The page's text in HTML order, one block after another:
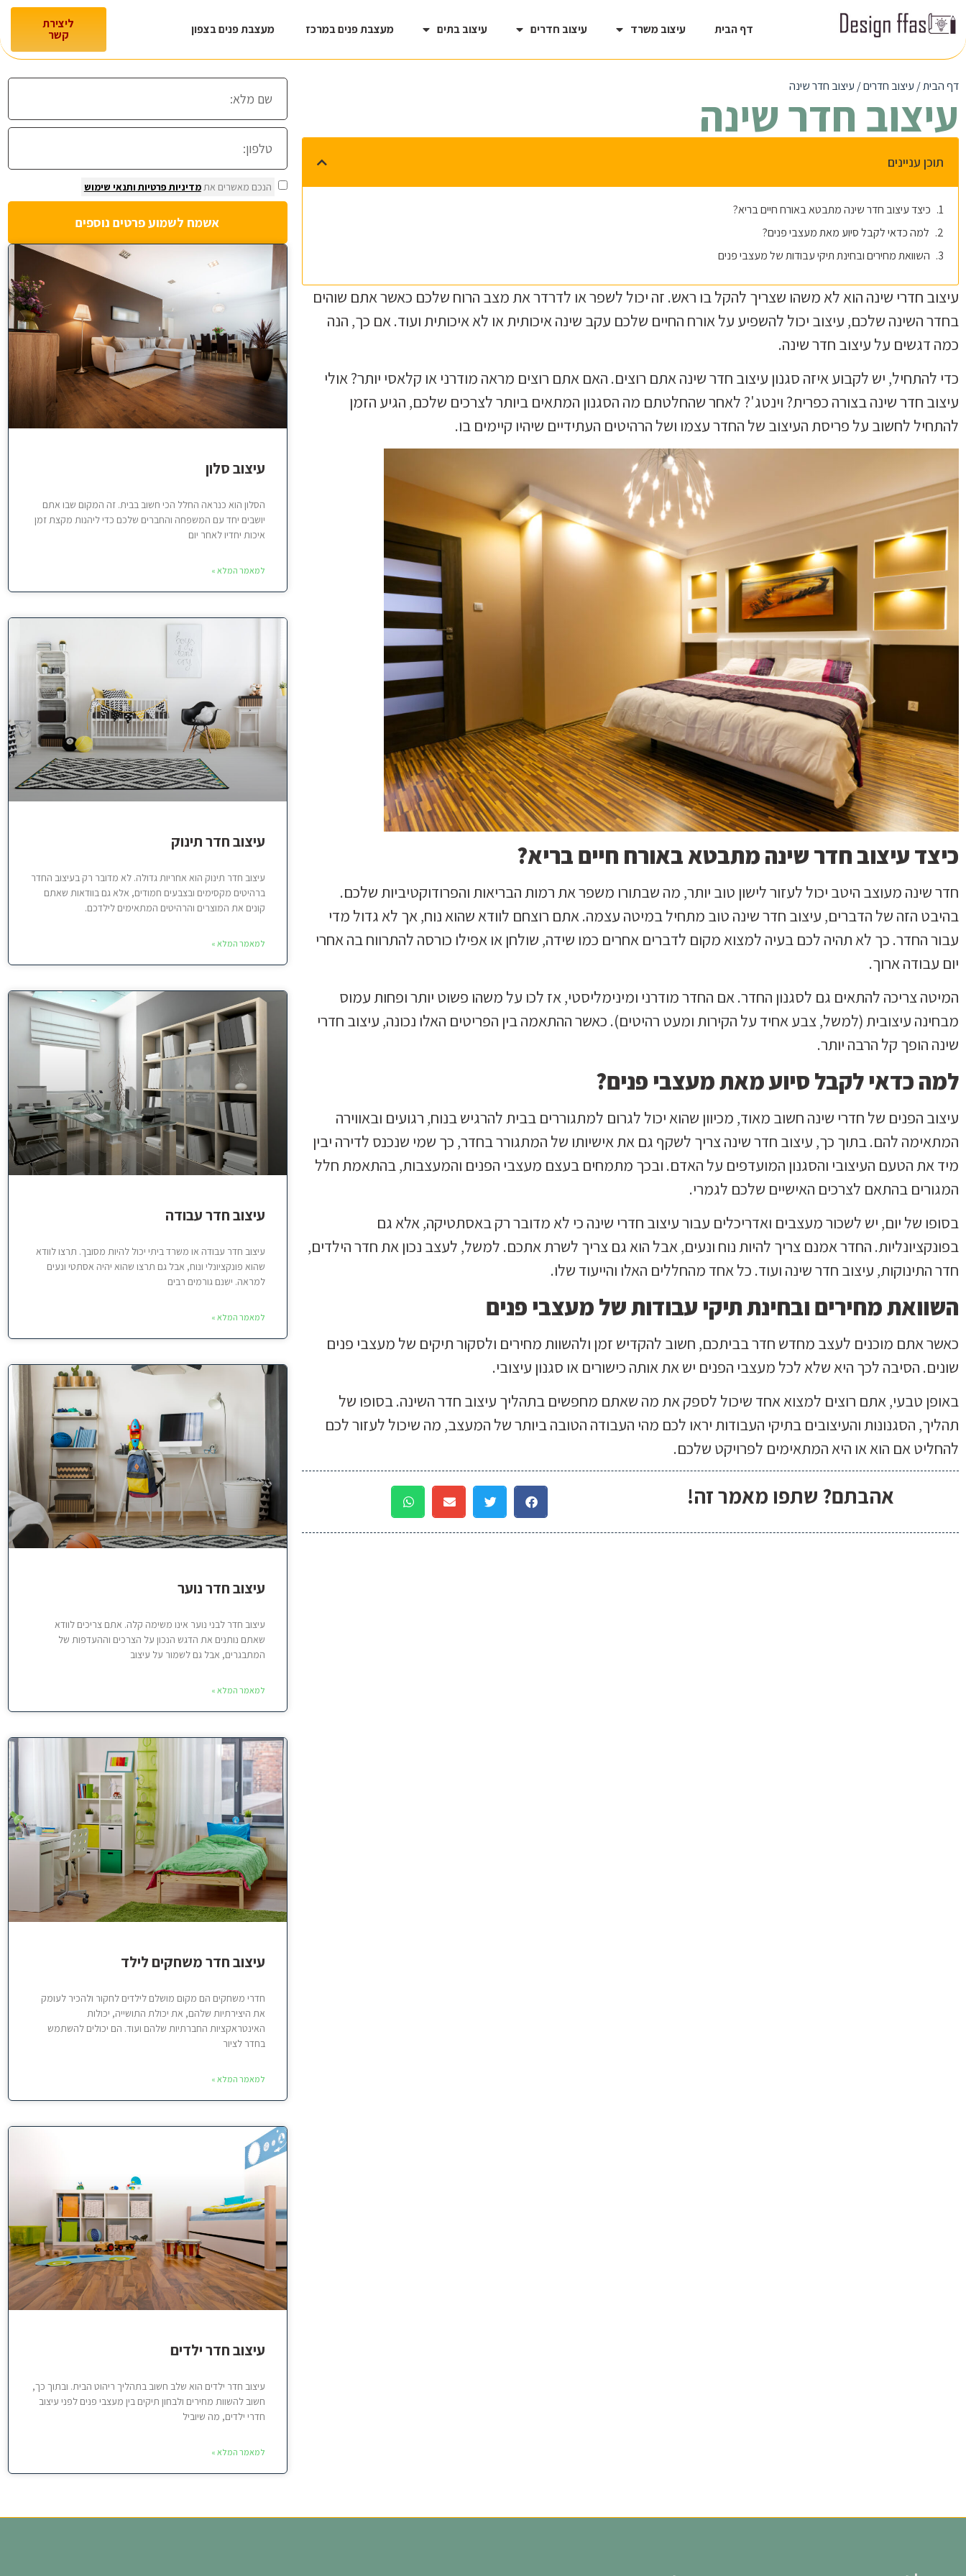
דף הבית עיצוב משרד עיצוב חדרים עיצוב בתים מעצבת פנים במרכז מעצבת פנים בצפון ליצירת
קשר
דף הבית/ עיצוב חדרים/ עיצוב חדר שינה
עיצוב חדר שינה
תוכן עניינים
כיצד עיצוב חדר שינה מתבטא באורח חיים בריא?
למה כדאי לקבל סיוע מאת מעצבי פנים?
השוואת מחירים ובחינת תיקי עבודות של מעצבי פנים
עיצוב חדרי שינה הוא לא משהו שצריך להקל בו ראש. זה יכול לשפר או לדרדר את מצב הרוח שלכם כאשר אתם שוהים
בחדר השינה שלכם, עיצוב יכול להשפיע על אורח החיים שלכם עקב שינה איכותית או לא איכותית ועוד. אם כך, הנה
כמה דגשים על עיצוב חדר שינה.
כדי להתחיל, יש לקבוע איזה סגנון עיצוב חדר שינה אתם רוצים. האם אתם רוצים מראה מודרני או קלאסי יותר? אולי
עיצוב חדר שינה בצורה כפרית? וינטג'? לאחר שהחלטתם מה הסגנון המתאים ביותר לצרכים שלכם, הגיע הזמן
להתחיל לחשוב על פריסת העיצוב של החדר עצמו ושל הרהיטים העתידיים שיהיו קיימים בו.
כיצד עיצוב חדר שינה מתבטא באורח חיים בריא?
חדר שינה מעוצב היטב יכול לעזור לישון טוב יותר, מה שבתורו משפר את רמות הבריאות והפרודוקטיביות שלכם.
בהיבט הזה של הדברים, עיצוב חדר שינה טוב מתחיל במיטה עצמה. אתם רוצחם לוודא שהוא נוח, אך לא גדול מדי
עבור החדר. כך לא תהיה לכם בעיה למצוא מקום לדברים אחרים כמו שידה, שולחן או אפילו כורסה להתרווח בה אחרי
יום עבודה ארוך.
המיטה צריכה להתאים גם לסגנון החדר. אם החדר מודרני ומינימליסטי, אז לכו על משהו פשוט יותר ופחות עמוס
מבחינה עיצובית (למשל, צבע אחיד על הקירות ומעט רהיטים). כאשר ההתאמה בין הפריטים האלו נכונה, עיצוב חדרי
שינה הופך קל הרבה יותר.
למה כדאי לקבל סיוע מאת מעצבי פנים?
עיצוב הפנים של חדרי שינה חשוב מאוד, מכיוון שהוא יכול לגרום למתגוררים בבית להרגיש בנוח, רגועים ובאווירה
המתאימה להם. בתוך כך, עיצוב חדר שינה צריך לשקף גם את אישיותו של המתגורר בחדר, כך שמי שנכנס לדירה יבין
מיד את הטעם העיצובי והסגנון המועדפים על האדם. ובכך מתמחים בעצם מעצבי הפנים והמעצבות, בהתאמת חלל
המגורים בהתאם לצרכים האישיים שלכם לגמרי.
בסופו של יום, יש לשכור מעצבים ואדריכלים עבור עיצוב חדרי שינה כי לא מדובר רק באסתטיקה, אלא גם
בפונקציונליות. החדר אמנם צריך להיות נוח ונעים, אבל הוא גם צריך לשרת אתכם. למשל, לעצב נכון את חדר הילדים,
חדר התינוקות, עיצוב חדר שינה ועוד. כל אחד מהחללים האלו והייעוד שלו.
השוואת מחירים ובחינת תיקי עבודות של מעצבי פנים
כאשר אתם מוכנים לעצב מחדש חדר בביתכם, חשוב להקדיש זמן ולהשוות מחירים ולסקור תיקים של מעצבי פנים
שונים. הסיבה לכך היא שלא לכל מעצבי הפנים יש את אותה כישורים או סגנון עיצובי.
באופן טבעי, אתם רוצים למצוא אחד שיכול לספק את מה שאתם מחפשים בתהליך עיצוב חדר השינה. בסופו של
תהליך, הסגנונות והעיצובים בתיקי העבודות יראו לכם מהי העבודה הטובה ביותר של המעצב, מה שיכול לעזור לכם
להחליט אם הוא או היא המתאימים לפרויקט שלכם.
אהבתם? שתפו מאמר זה!
הנכם מאשרים אתמדיניות פרטיותותנאי שימוש
אשמח לשמוע פרטים נוספים
עיצוב סלון
הסלון הוא כנראה החלל הכי חשוב בבית. זה המקום שבו אתם
יושבים יחד עם המשפחה והחברים שלכם כדי ליהנות מקצת זמן
איכות יחדיו לאחר יום
למאמר המלא »
עיצוב חדר תינוק
עיצוב חדר תינוק הוא אחריות גדולה. לא מדובר רק בעיצוב החדר
ברהיטים מקסימים ובצבעים חמודים, אלא גם בוודאות שאתם
קונים את המוצרים והרהיטים המתאימים לילדכם.
למאמר המלא »
עיצוב חדר עבודה
עיצוב חדר עבודה או משרד ביתי יכול להיות מסובך. תרצו לוודא
שהוא פונקציונלי ונוח, אבל גם תרצו שהוא יהיה אסתטי ונעים
למראה. ישנם גורמים רבים
למאמר המלא »
עיצוב חדר נוער
עיצוב חדר לבני נוער אינו משימה קלה. אתם צריכים לוודא
שאתם נותנים את הדגש הנכון על הצרכים וההעדפות של
המתבגרים, אבל גם לשמור על עיצוב
למאמר המלא »
עיצוב חדר משחקים לילד
חדרי משחקים הם מקום מושלם לילדים לחקור ולהכיר לעומק
את היצירתיות שלהם, את יכולת התושייה, יכולות
האינטראקציות החברתיות שלהם ועוד. הם יכולים להשתמש
בחדר לציור
למאמר המלא »
עיצוב חדר ילדים
עיצוב חדר ילדים הוא שלב חשוב בתהליך ריהוט הבית. ובתוך כך,
חשוב להשוות מחירים ולבחון תיקים בין מעצבי פנים לפני עיצוב
חדרי ילדים, מה שיוביל
למאמר המלא »